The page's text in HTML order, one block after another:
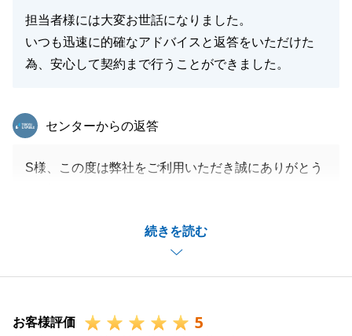
担当者様には大変お世話になりました。
いつも迅速に的確なアドバイスと返答をいただけた
為、安心して契約まで行うことができました。
続きを読む
東急リバブル
センターからの返答
S様、この度は弊社をご利用いただき誠にありがとう
き、ホッと胸をなでおろすと同時に、大変嬉しく感じ
迅速・的確な対応は私共が最も大切にしていることの
な自信になります。
お客様評価 5